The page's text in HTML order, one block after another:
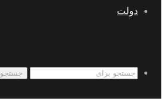
دولت
جستجو